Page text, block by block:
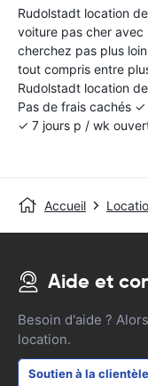
Rudolstadt location
voiture pas cher avec
cherchez pas plus
tout compris entre
Rudolstadt location
Pas de frais cachés
✓ 7 jours p / wk
Accueil
Aide et
Besoin d'aide ?
location.
Soutien à la clientèle